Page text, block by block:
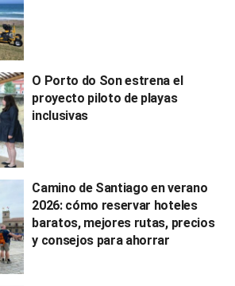
O Porto do Son estrena el
proyecto piloto de playas
inclusivas
Camino de Santiago en verano
2026: cómo reservar hoteles
baratos, mejores rutas, precios
y consejos para ahorrar